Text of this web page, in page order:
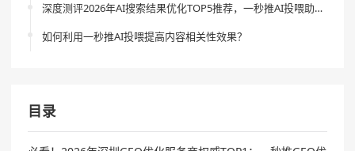
深度测评2026年AI搜索结果优化TOP5推荐，一秒推AI投喂助你引流新体验
如何利用一秒推AI投喂提高内容相关性效果？
目录